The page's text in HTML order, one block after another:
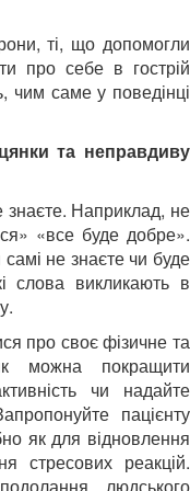
ті, що допомогли
про себе в гострій
чим саме у поведінці
та неправдиву
Наприклад, не
«все буде добре».
не знаєте чи буде
слова викликають в
про своє фізичне та
можна покращити
чи надайте
пацієнту
як для відновлення
стресових реакцій.